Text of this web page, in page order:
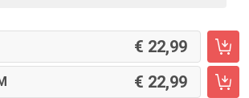
22,99
22,99